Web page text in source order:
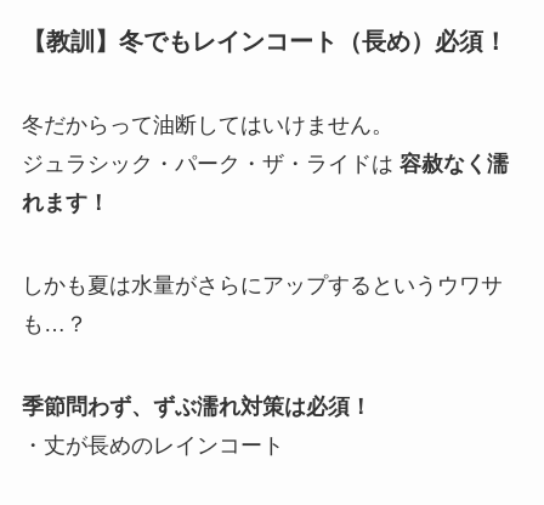
【教訓】冬でもレインコート（長め）必須！
冬だからって油断してはいけません。
ジュラシック・パーク・ザ・ライドは 容赦なく濡
れます！
しかも夏は水量がさらにアップするというウワサ
も…？
季節問わず、ずぶ濡れ対策は必須！
・丈が長めのレインコート